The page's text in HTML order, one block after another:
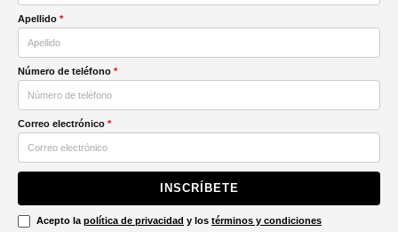
Apellido *
Número de teléfono *
Correo electrónico *
INSCRÍBETE
Acepto la política de privacidad y los términos y condiciones